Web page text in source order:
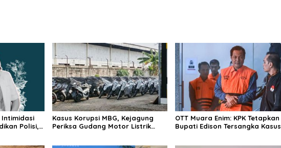
Intimidasi
Polisi,
Kasus Korupsi MBG, Kejagung
Periksa Gudang Motor Listrik
OTT Muara Enim: KPK Tetapkan
Bupati Edison Tersangka Kasus